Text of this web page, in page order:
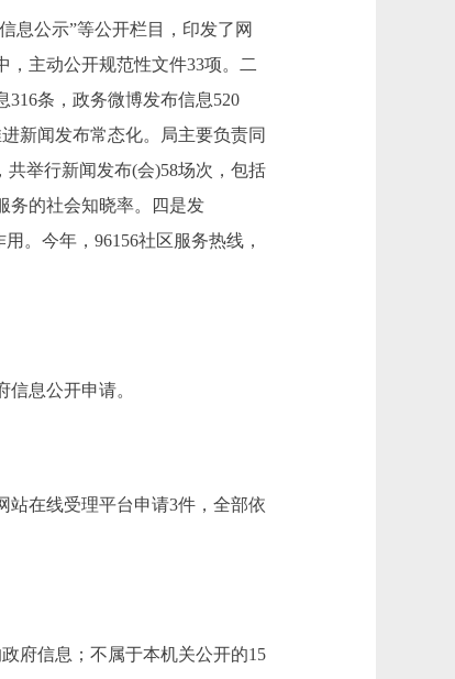
公示”等公开栏目，印发了网
主动公开规范性文件33项。二
条，政务微博发布信息520
新闻发布常态化。局主要负责同
举行新闻发布(会)58场次，包括
务的社会知晓率。四是发
。今年，96156社区服务热线，
息公开申请。
在线受理平台申请3件，全部依
府信息；不属于本机关公开的15